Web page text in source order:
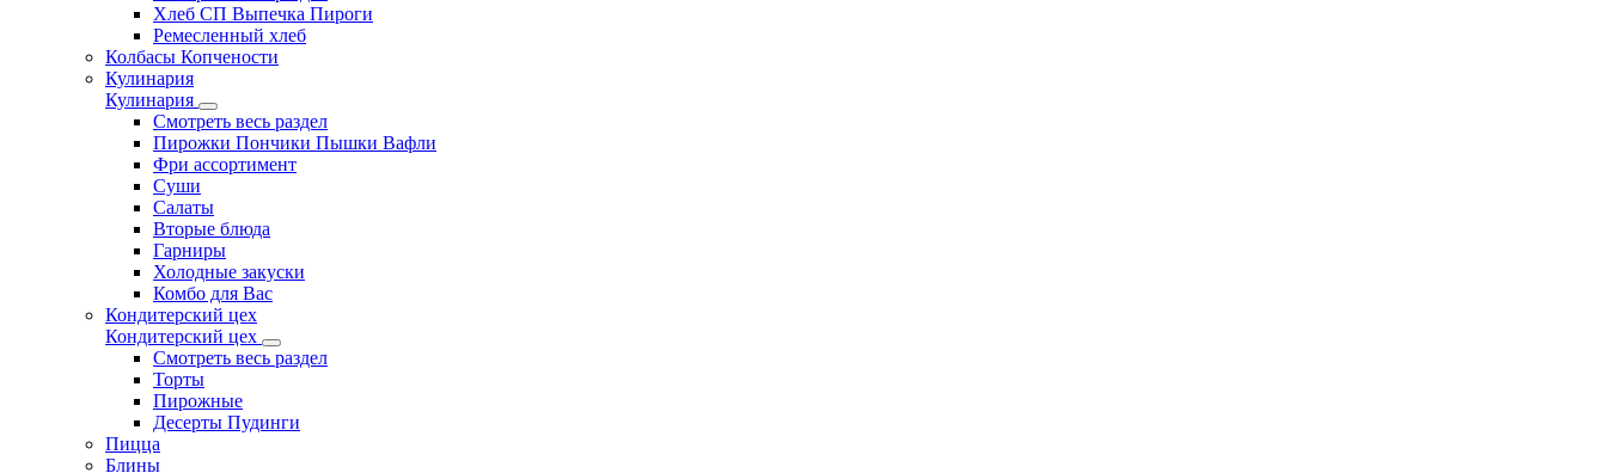
Хлеб СП Выпечка Пироги
Ремесленный хлеб
Колбасы Копчености
Кулинария
Кулинария
Смотреть весь раздел
Пирожки Пончики Пышки Вафли
Фри ассортимент
Суши
Салаты
Вторые блюда
Гарниры
Холодные закуски
Комбо для Вас
Кондитерский цех
Кондитерский цех
Смотреть весь раздел
Торты
Пирожные
Десерты Пудинги
Пицца
Блины